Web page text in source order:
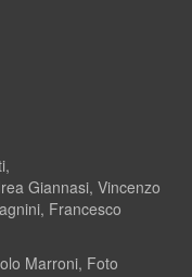
Giannasi, Vincenzo
Francesco
Marroni, Foto